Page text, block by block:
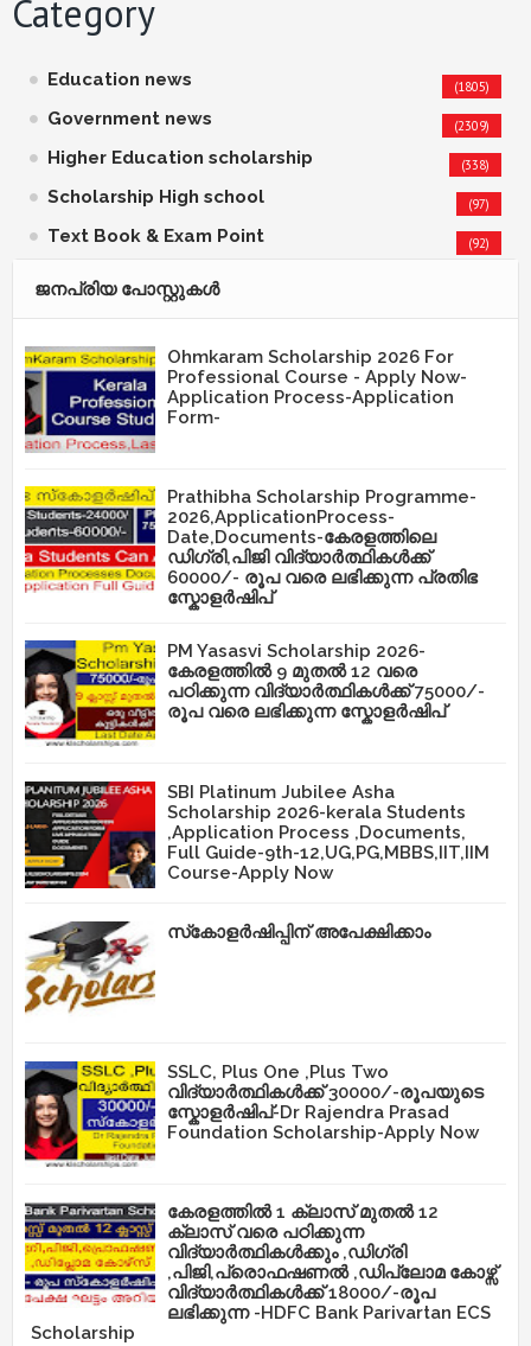
Category
Education news (1805)
Government news (2309)
Higher Education scholarship (338)
Scholarship High school (97)
Text Book & Exam Point (92)
ജനപ്രിയ പോസ്റ്റുകള്‍‌
Ohmkaram Scholarship 2026 For
Professional Course - Apply Now-
Application Process-Application
Form-
Prathibha Scholarship Programme-
2026,ApplicationProcess-
Date,Documents-കേരളത്തിലെ
ഡിഗ്രി,പിജി വിദ്യാർത്ഥികൾക്ക്
60000/- രൂപ വരെ ലഭിക്കുന്ന പ്രതിഭ
സ്കോളർഷിപ്
PM Yasasvi Scholarship 2026-
കേരളത്തിൽ 9 മുതൽ 12 വരെ
പഠിക്കുന്ന വിദ്യാർത്ഥികൾക്ക് 75000/-
രൂപ വരെ ലഭിക്കുന്ന സ്കോളർഷിപ്
SBI Platinum Jubilee Asha
Scholarship 2026-kerala Students
,Application Process ,Documents,
Full Guide-9th-12,UG,PG,MBBS,IIT,IIM
Course-Apply Now
സ്‌കോളർഷിപ്പിന് അപേക്ഷിക്കാം
SSLC, Plus One ,Plus Two
വിദ്യാർത്ഥികൾക്ക് 30000/-രൂപയുടെ
സ്കോളർഷിപ്-Dr Rajendra Prasad
Foundation Scholarship-Apply Now
കേരളത്തിൽ 1 ക്ലാസ് മുതൽ 12
ക്ലാസ് വരെ പഠിക്കുന്ന
വിദ്യാർത്ഥികൾക്കും ,ഡിഗ്രി
,പിജി,പ്രൊഫഷണൽ ,ഡിപ്ലോമ കോഴ്സ്
വിദ്യാർത്ഥികൾക്ക് 18000/-രൂപ
ലഭിക്കുന്ന -HDFC Bank Parivartan ECS
Scholarship